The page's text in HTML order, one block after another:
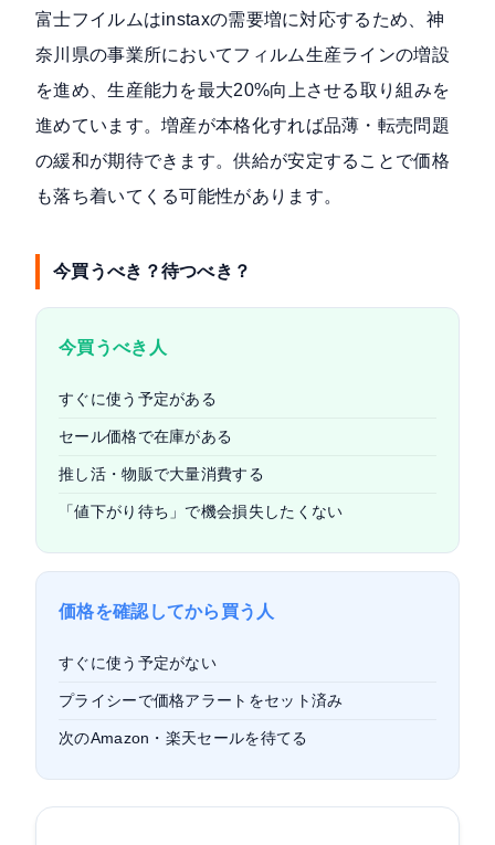
富士フイルムはinstaxの需要増に対応するため、神
奈川県の事業所においてフィルム生産ラインの増設
を進め、生産能力を最大20%向上させる取り組みを
進めています。増産が本格化すれば品薄・転売問題
の緩和が期待できます。供給が安定することで価格
も落ち着いてくる可能性があります。
今買うべき？待つべき？
今買うべき人
すぐに使う予定がある
セール価格で在庫がある
推し活・物販で大量消費する
「値下がり待ち」で機会損失したくない
価格を確認してから買う人
すぐに使う予定がない
プライシーで価格アラートをセット済み
次のAmazon・楽天セールを待てる